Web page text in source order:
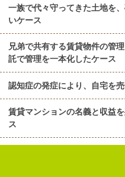
一族で代々守ってきた土地を
いケース
兄弟で共有する賃貸物件の管
託で管理を一本化したケース
認知症の発症により、自宅を
賃貸マンションの名義と収益
ス